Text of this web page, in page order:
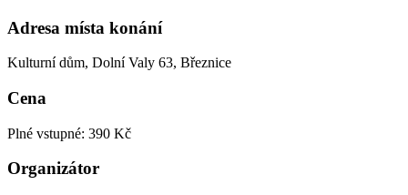
Adresa místa konání
Kulturní dům, Dolní Valy 63, Březnice
Cena
Plné vstupné: 390 Kč
Organizátor